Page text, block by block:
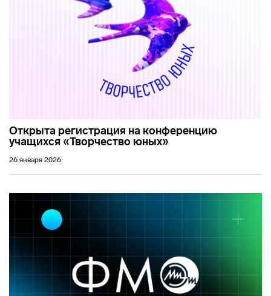
Открыта регистрация на конференцию
учащихся «Творчество юных»
26 января 2026